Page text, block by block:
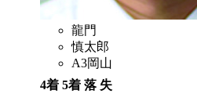
龍門
慎太郎
A3岡山
4着 5着 落 失